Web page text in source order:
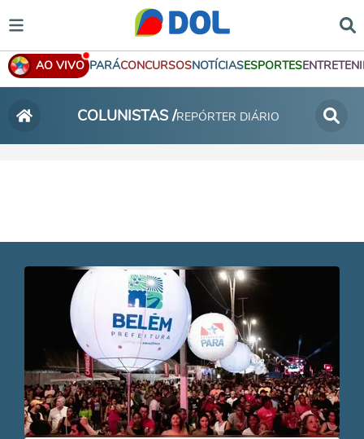
AO VIVO PARÁCONCURSOSNOTÍCIASESPORTES
COLUNISTAS /REPÓRTER DIÁRIO